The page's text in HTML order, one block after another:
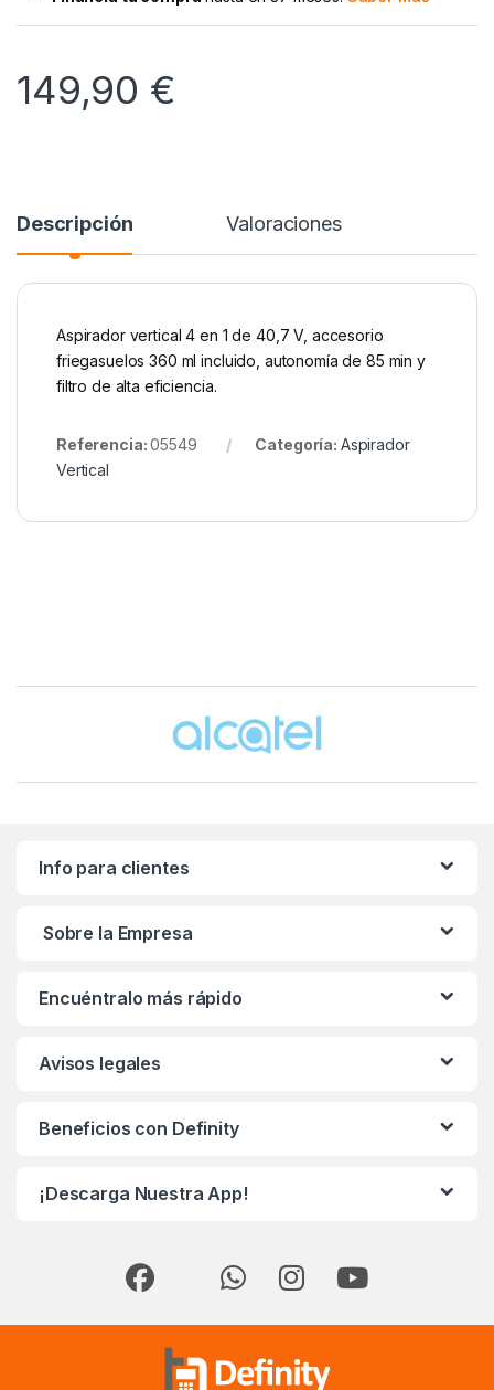
149,90 €
Descripción Valoraciones
Aspirador vertical 4 en 1 de 40,7 V, accesorio
friegasuelos 360 ml incluido, autonomía de 85 min y
filtro de alta eficiencia.
Referencia:05549 Categoría: Aspirador
Vertical
Info para clientes
Sobre la Empresa
Encuéntralo más rápido
Avisos legales
Beneficios con Definity
¡Descarga Nuestra App!